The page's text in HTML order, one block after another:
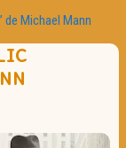
de Michael Mann